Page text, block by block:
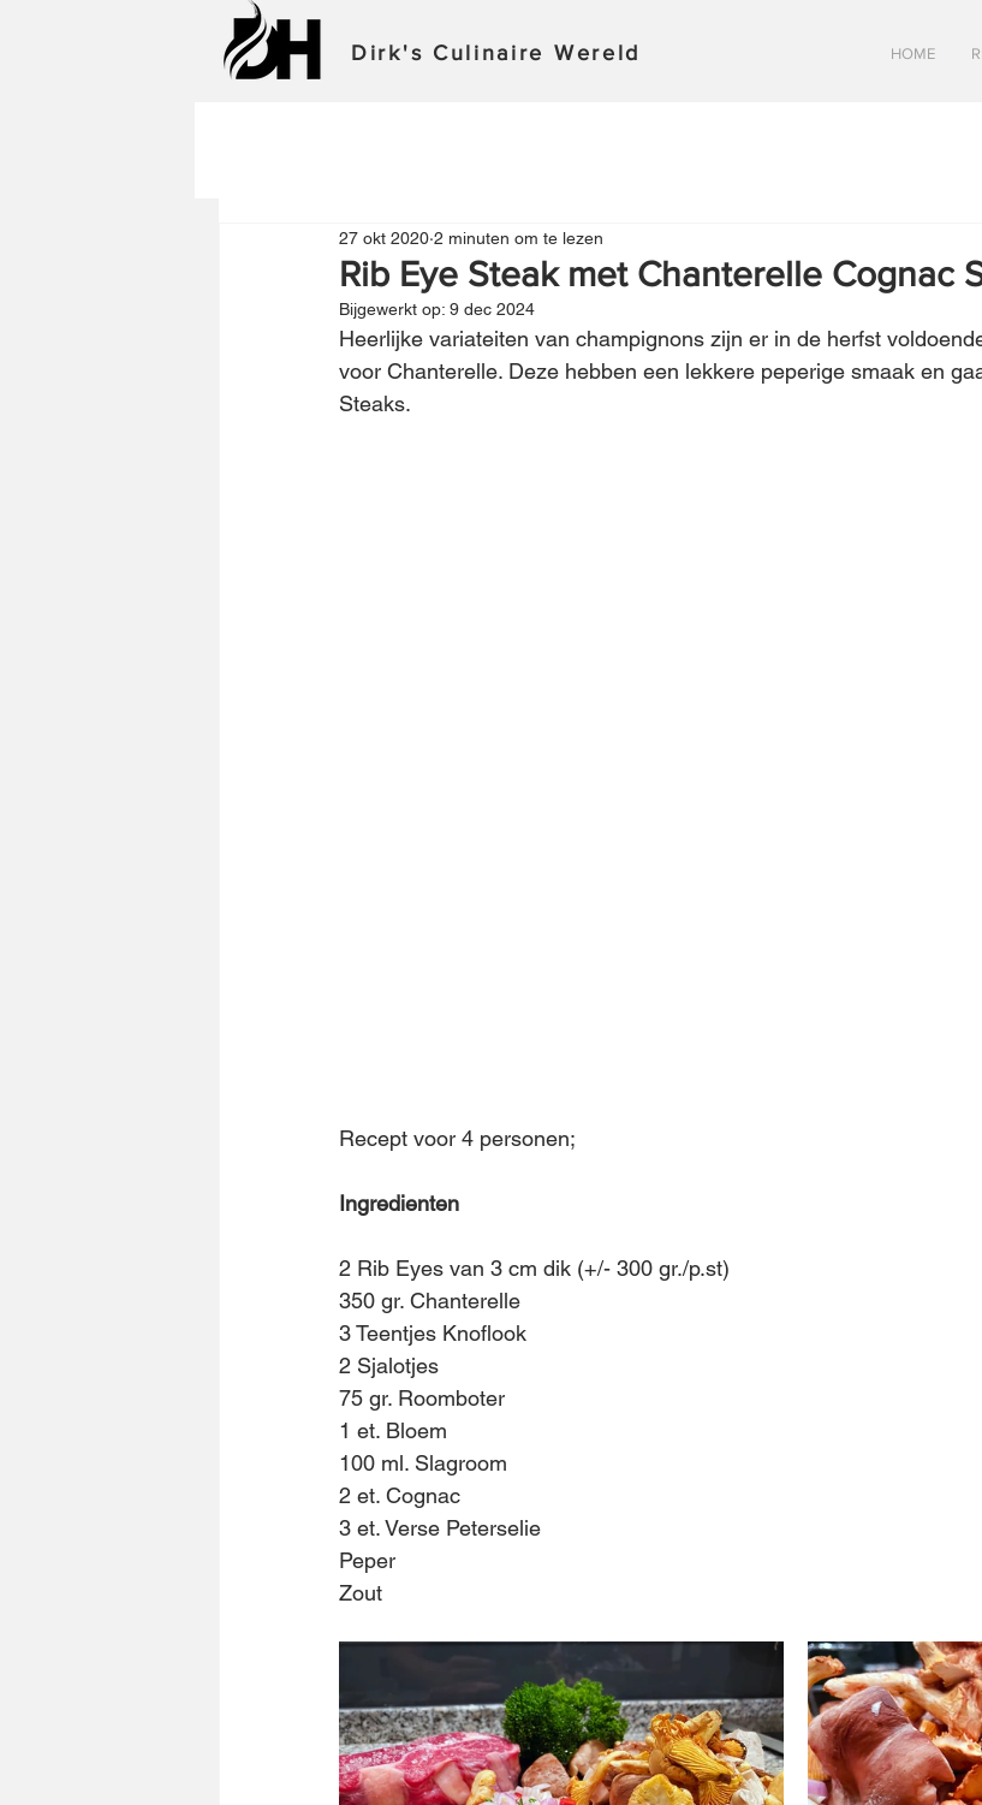
Dirk's Culinaire Wereld HOME
Rib Eye Steak met Chanterelle Cognac
27 okt 2020 2 minuten om te lezen
Bijgewerkt op: 9 dec 2024
Heerlijke variateiten van champignons zijn er in de herfst
voor Chanterelle. Deze hebben een lekkere peperige smaak en
Steaks.
Recept voor 4 personen;
Ingredienten
2 Rib Eyes van 3 cm dik (+/- 300 gr./p.st)
350 gr. Chanterelle
3 Teentjes Knoflook
2 Sjalotjes
75 gr. Roomboter
1 et. Bloem
100 ml. Slagroom
2 et. Cognac
3 et. Verse Peterselie
Peper
Zout